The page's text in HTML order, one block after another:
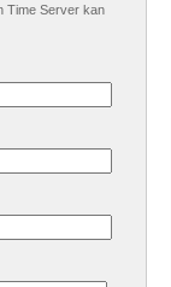
Time Server kan